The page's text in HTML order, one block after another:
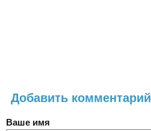
Добавить комментарий
Ваше имя